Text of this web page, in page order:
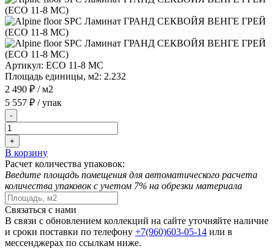
Артикул: ECO 11-8 MC
Площадь единицы, м2: 2.232
2 490 ₽ / м2
5 557 ₽ / упак
-
+
В корзину
Расчет количества упаковок:
Введите площадь помещения для автоматического расчета
количества упаковок с учетом 7% на обрезки материала
Связаться с нами
В связи с обновлением коллекций на сайте уточняйте наличие
и сроки поставки по телефону +7(960)603-05-14 или в
мессенджерах по ссылкам ниже.